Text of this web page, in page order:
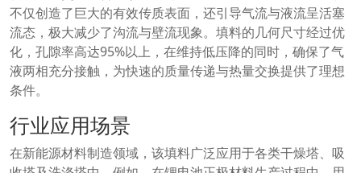
不仅创造了巨大的有效传质表面，还引导气流与液流呈活塞
流态，极大减少了沟流与壁流现象。填料的几何尺寸经过优
化，孔隙率高达95%以上，在维持低压降的同时，确保了气
液两相充分接触，为快速的质量传递与热量交换提供了理想
条件。
行业应用场景
在新能源材料制造领域，该填料广泛应用于各类干燥塔、吸